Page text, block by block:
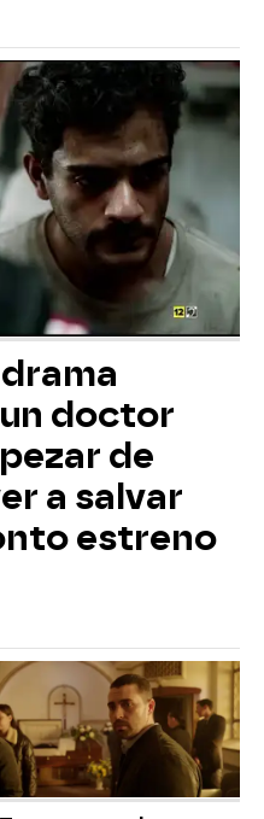
doctor
de
a salvar
estreno